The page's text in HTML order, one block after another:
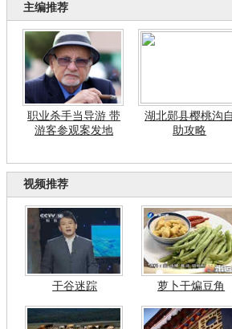
主编推荐
职业杀手当导游 带
游客参观案发地
湖北郧县樱桃沟自
助攻略
视频推荐
干谷迷踪 萝卜干煸豆角